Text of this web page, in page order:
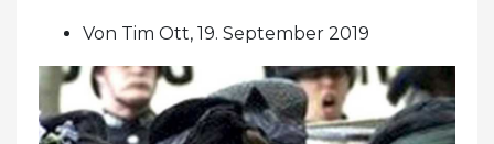
Von Tim Ott, 19. September 2019